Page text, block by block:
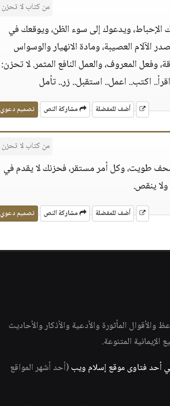
من كتاب لا تحزن
الإحباط، ويدعوك إلى سوء الظن، ويوقعك في
الآلام العصيبة، ومادة الانهيار والوسواس
وفعل المعروف، والعمل النافع المثمر.لا تحزن:
اكتب.. اعمل.. استقبل.. زر.. تأمل
أضف للمفضلة مشاركة النص تصميم دعوي
من كتاب لا تحزن
طويت، وكل أمر مستقر، فحزنك لا يقدم في
ولا ينقص.
أضف للمفضلة مشاركة النص تصميم دعوي
المأثورة والأدعية والأذكار والأحاديث
الإيمانية المتنوعة.
أحد فتاوى موقع إسلام ويب (أحد أشهر المواقع